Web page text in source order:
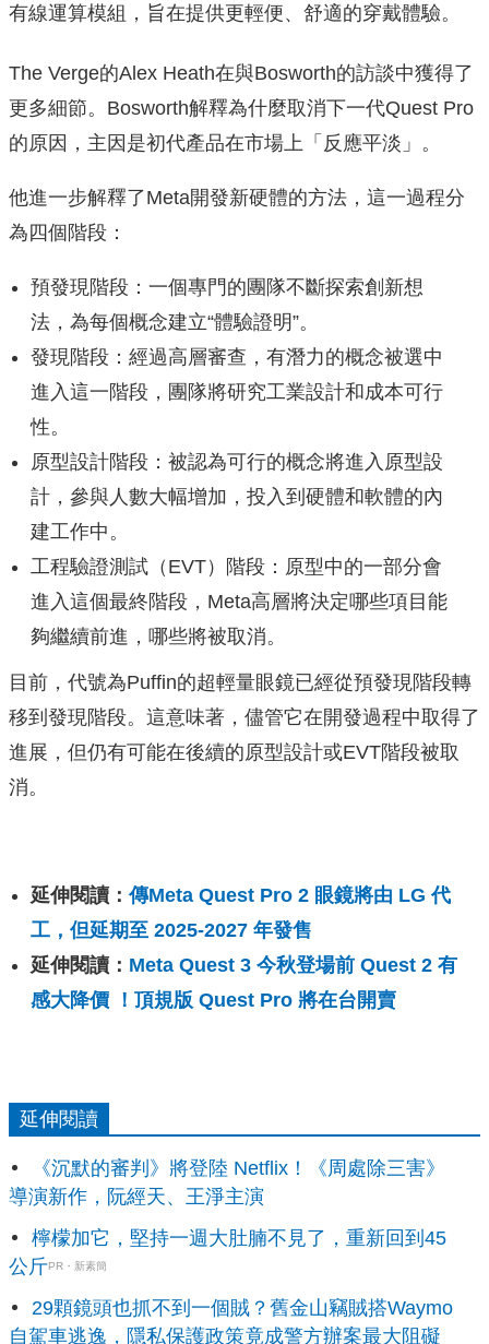
有線運算模組，旨在提供更輕便、舒適的穿戴體驗。
The Verge的Alex Heath在與Bosworth的訪談中獲得了
更多細節。Bosworth解釋為什麼取消下一代Quest Pro
的原因，主因是初代產品在市場上「反應平淡」。
他進一步解釋了Meta開發新硬體的方法，這一過程分
為四個階段：
預發現階段：一個專門的團隊不斷探索創新想
法，為每個概念建立“體驗證明”。
發現階段：經過高層審查，有潛力的概念被選中
進入這一階段，團隊將研究工業設計和成本可行
性。
原型設計階段：被認為可行的概念將進入原型設
計，參與人數大幅增加，投入到硬體和軟體的內
建工作中。
工程驗證測試（EVT）階段：原型中的一部分會
進入這個最終階段，Meta高層將決定哪些項目能
夠繼續前進，哪些將被取消。
目前，代號為Puffin的超輕量眼鏡已經從預發現階段轉
移到發現階段。這意味著，儘管它在開發過程中取得了
進展，但仍有可能在後續的原型設計或EVT階段被取
消。
延伸閱讀：傳Meta Quest Pro 2 眼鏡將由 LG 代
工，但延期至 2025-2027 年發售
延伸閱讀： Meta Quest 3 今秋登場前 Quest 2 有
感大降價 ！頂規版 Quest Pro 將在台開賣
延伸閱讀
《沉默的審判》將登陸 Netflix！《周處除三害》
導演新作，阮經天、王淨主演
檸檬加它，堅持一週大肚腩不見了，重新回到45
公斤PR・新素簡
29顆鏡頭也抓不到一個賊？舊金山竊賊搭Waymo
自駕車逃逸，隱私保護政策竟成警方辦案最大阻礙